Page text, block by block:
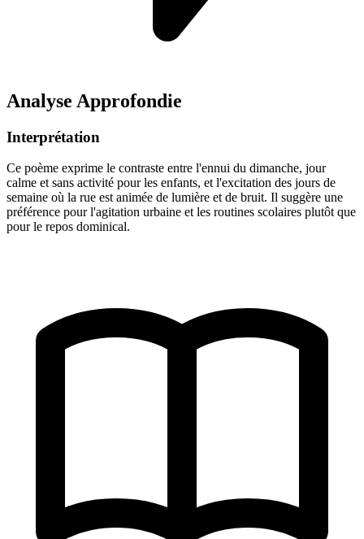
Analyse Approfondie
Interprétation
Ce poème exprime le contraste entre l'ennui du dimanche, jour
calme et sans activité pour les enfants, et l'excitation des jours de
semaine où la rue est animée de lumière et de bruit. Il suggère une
préférence pour l'agitation urbaine et les routines scolaires plutôt que
pour le repos dominical.